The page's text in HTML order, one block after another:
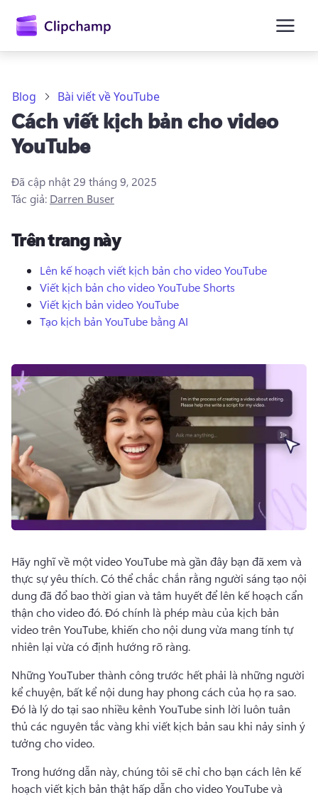
dung
chính
Đăng nhập
Dùng thử miễn phí
Blog Bài viết về YouTube
Cách viết kịch bản cho video
YouTube
Đã cập nhật 29 tháng 9, 2025
Tác giả: Darren Buser
Trên trang này
Lên kế hoạch viết kịch bản cho video YouTube
Viết kịch bản cho video YouTube Shorts
Viết kịch bản video YouTube
Tạo kịch bản YouTube bằng AI
Hãy nghĩ về một video YouTube mà gần đây bạn đã xem và
thực sự yêu thích. Có thể chắc chắn rằng người sáng tạo nội
dung đã đổ bao thời gian và tâm huyết để lên kế hoạch cẩn
thận cho video đó. Đó chính là phép màu của kịch bản
video trên YouTube, khiến cho nội dung vừa mang tính tự
nhiên lại vừa có định hướng rõ ràng.
Những YouTuber thành công trước hết phải là những người
Đó là lý do tại sao nhiều kênh YouTube sinh lời luôn tuân
thủ các nguyên tắc vàng khi viết kịch bản sau khi nảy sinh ý
tưởng cho video.
Trong hướng dẫn này, chúng tôi sẽ chỉ cho bạn cách lên kế
hoạch viết kịch bản thật hấp dẫn cho video YouTube và